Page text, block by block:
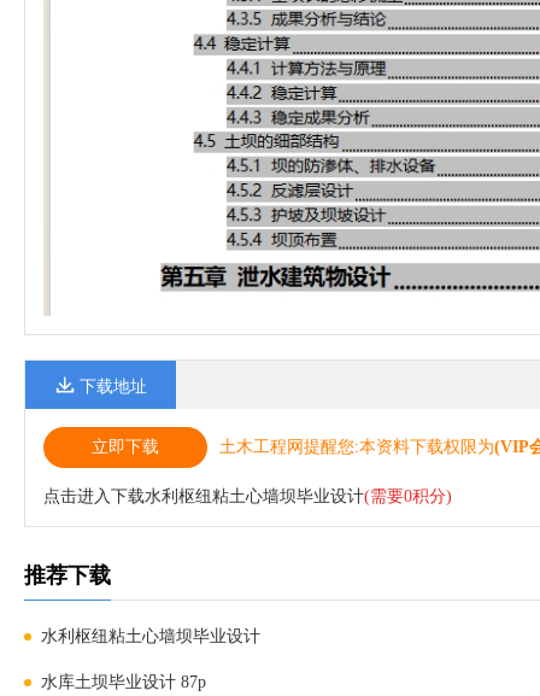
下载地址
立即下载 土木工程网提醒您:本资料下载权限为(VIP
点击进入下载水利枢纽粘土心墙坝毕业设计(需要0积分)
推荐下载
水利枢纽粘土心墙坝毕业设计
水库土坝毕业设计 87p